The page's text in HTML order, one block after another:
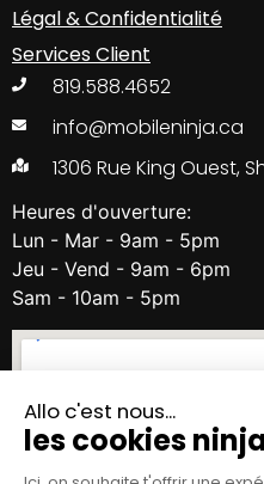
Légal & Confidentialité
Services Client
819.588.4652
info@mobileninja.ca
1306 Rue King Ouest,
Heures d'ouverture:
Lun - Mar - 9am - 5pm
Jeu - Vend - 9am - 6pm
Sam - 10am - 5pm